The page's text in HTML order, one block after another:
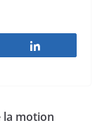
la motion